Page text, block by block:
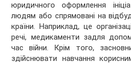
юридичного оформлення
людям або спрямовані на
країни. Наприклад, це
речі, медикаменти задля
час війни. Крім того,
здійснювати навчання